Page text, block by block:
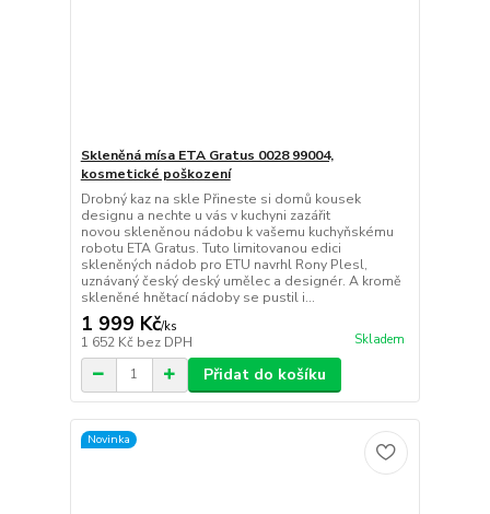
Skleněná mísa ETA Gratus 0028 99004,
kosmetické poškození
Drobný kaz na skle Přineste si domů kousek
designu a nechte u vás v kuchyni zazářit
novou skleněnou nádobu k vašemu kuchyňskému
robotu ETA Gratus. Tuto limitovanou edici
skleněných nádob pro ETU navrhl Rony Plesl,
uznávaný český deský umělec a designér. A kromě
skleněné hnětací nádoby se pustil i...
1 999 Kč/ks
1 652 Kč bez DPH Skladem
Přidat do košíku
Novinka